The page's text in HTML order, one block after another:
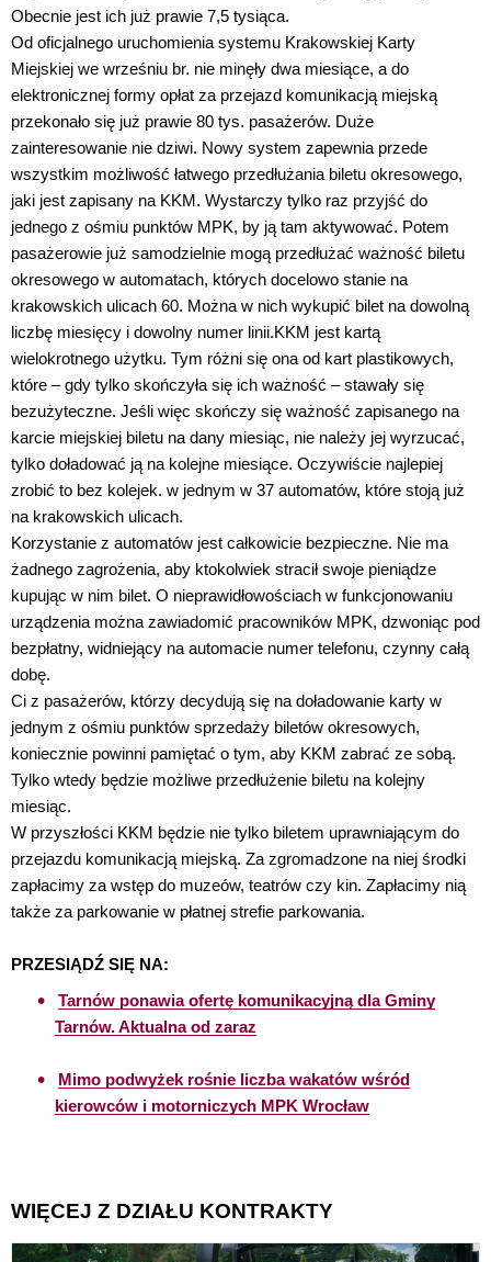
Obecnie jest ich już prawie 7,5 tysiąca.
Od oficjalnego uruchomienia systemu Krakowskiej Karty
Miejskiej we wrześniu br. nie minęły dwa miesiące, a do
elektronicznej formy opłat za przejazd komunikacją miejską
przekonało się już prawie 80 tys. pasażerów. Duże
zainteresowanie nie dziwi. Nowy system zapewnia przede
wszystkim możliwość łatwego przedłużania biletu okresowego,
jaki jest zapisany na KKM. Wystarczy tylko raz przyjść do
jednego z ośmiu punktów MPK, by ją tam aktywować. Potem
pasażerowie już samodzielnie mogą przedłużać ważność biletu
okresowego w automatach, których docelowo stanie na
krakowskich ulicach 60. Można w nich wykupić bilet na dowolną
liczbę miesięcy i dowolny numer linii.KKM jest kartą
wielokrotnego użytku. Tym różni się ona od kart plastikowych,
które – gdy tylko skończyła się ich ważność – stawały się
bezużyteczne. Jeśli więc skończy się ważność zapisanego na
karcie miejskiej biletu na dany miesiąc, nie należy jej wyrzucać,
tylko doładować ją na kolejne miesiące. Oczywiście najlepiej
zrobić to bez kolejek. w jednym w 37 automatów, które stoją już
na krakowskich ulicach.
Korzystanie z automatów jest całkowicie bezpieczne. Nie ma
żadnego zagrożenia, aby ktokolwiek stracił swoje pieniądze
kupując w nim bilet. O nieprawidłowościach w funkcjonowaniu
urządzenia można zawiadomić pracowników MPK, dzwoniąc pod
bezpłatny, widniejący na automacie numer telefonu, czynny całą
dobę.
Ci z pasażerów, którzy decydują się na doładowanie karty w
jednym z ośmiu punktów sprzedaży biletów okresowych,
koniecznie powinni pamiętać o tym, aby KKM zabrać ze sobą.
Tylko wtedy będzie możliwe przedłużenie biletu na kolejny
miesiąc.
W przyszłości KKM będzie nie tylko biletem uprawniającym do
przejazdu komunikacją miejską. Za zgromadzone na niej środki
zapłacimy za wstęp do muzeów, teatrów czy kin. Zapłacimy nią
także za parkowanie w płatnej strefie parkowania.
PRZESIĄDŹ SIĘ NA:
Tarnów ponawia ofertę komunikacyjną dla Gminy
Tarnów. Aktualna od zaraz
Mimo podwyżek rośnie liczba wakatów wśród
kierowców i motorniczych MPK Wrocław
WIĘCEJ Z DZIAŁU KONTRAKTY